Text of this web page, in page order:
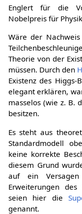
Englert für die
Nobelpreis für
Wäre der
Theorie von der
müssen. Durch den
Existenz des Higgs-
elegant erklären,
masselos (wie z. B.
besitzen.
Es steht aus
Standardmodell
keine korrekte
diesem Grund
auf ein Versagen
Erweiterungen des
seien hier die
genannt.